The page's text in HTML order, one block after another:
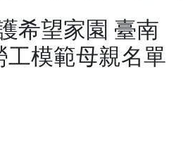
希望家園 臺南
工模範母親名單